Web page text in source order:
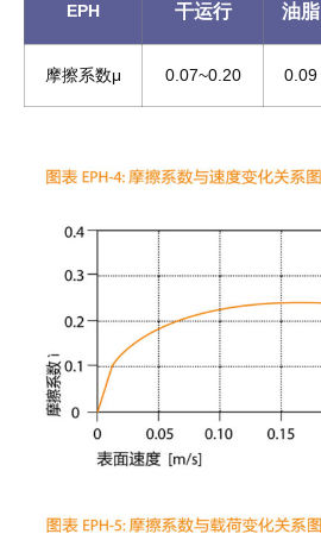
EPH 干运行 油脂
摩擦系数μ 0.07~0.20 0.09